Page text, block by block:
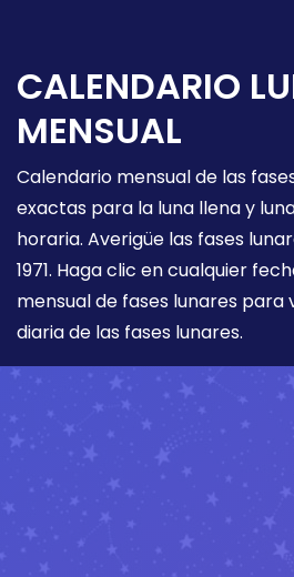
CALENDARIO
MENSUAL
Calendario mensual de las
exactas para la luna llena y
horaria. Averigüe las fases
1971. Haga clic en cualquier
mensual de fases lunares
diaria de las fases lunares.